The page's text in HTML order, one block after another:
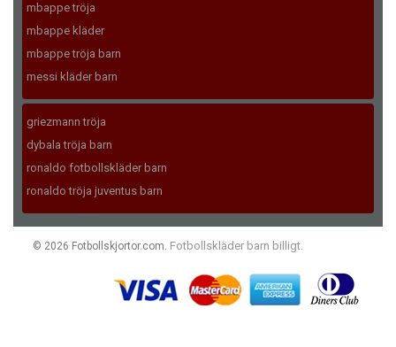
mbappe tröja
mbappe kläder
mbappe tröja barn
messi kläder barn
griezmann tröja
dybala tröja barn
ronaldo fotbollskläder barn
ronaldo tröja juventus barn
© 2026 Fotbollskjortor.com. Fotbollskläder barn billigt.